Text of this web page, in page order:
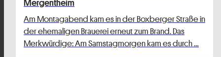
Mergentheim
Am Montagabend kam es in der Boxberger Straße in
der ehemaligen Brauerei erneut zum Brand. Das
Merkwürdige: Am Samstagmorgen kam es durch …